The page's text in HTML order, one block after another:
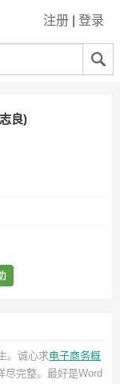
注册 登录
良)
。诚心求电子商务概
尽完整。最好是Word